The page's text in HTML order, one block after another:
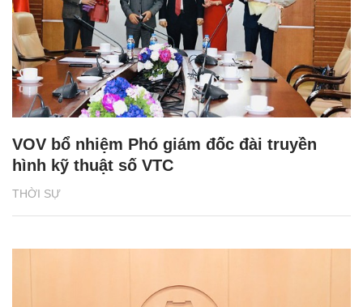
THỜI SỰ
VOV bổ nhiệm Phó giám đốc đài truyền
hình kỹ thuật số VTC